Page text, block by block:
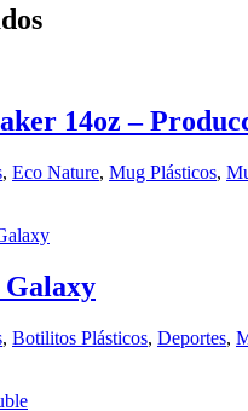
14oz –
, Eco Nature, Mug Plásticos,
, Botilitos Plásticos, Deportes,